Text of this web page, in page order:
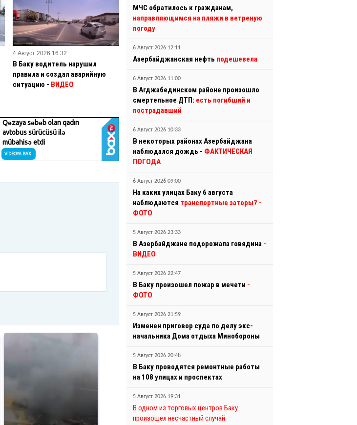
4 Август 2026 16:32
В Баку водитель нарушил
правила и создал аварийную
ситуацию - ВИДЕО
МЧС обратилось к гражданам,
направляющимся на пляжи в ветреную
погоду
6 Август 2026 12:11
Азербайджанская нефть подешевела
6 Август 2026 11:00
В Агджабединском районе произошло
смертельное ДТП: есть погибший и
пострадавший
6 Август 2026 10:33
В некоторых районах Азербайджана
наблюдался дождь - ФАКТИЧЕСКАЯ
ПОГОДА
6 Август 2026 09:00
На каких улицах Баку 6 августа
наблюдаются транспортные заторы? -
ФОТО
5 Август 2026 23:33
В Азербайджане подорожала говядина -
ВИДЕО
5 Август 2026 22:47
В Баку произошел пожар в мечети -
ФОТО
5 Август 2026 21:59
Изменен приговор суда по делу экс-
начальника Дома отдыха Минобороны
5 Август 2026 20:48
В Баку проводятся ремонтные работы
на 108 улицах и проспектах
5 Август 2026 19:31
В одном из торговых центров Баку
произошел несчастный случай